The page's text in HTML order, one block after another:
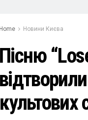
Home Новини Києва
Пісню
культових